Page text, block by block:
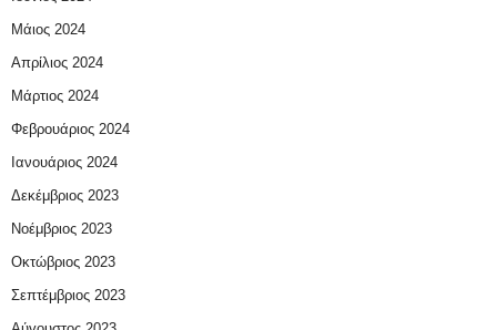
Μάιος 2024
Απρίλιος 2024
Μάρτιος 2024
Φεβρουάριος 2024
Ιανουάριος 2024
Δεκέμβριος 2023
Νοέμβριος 2023
Οκτώβριος 2023
Σεπτέμβριος 2023